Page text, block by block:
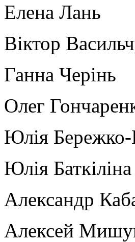
Елена Лань
Віктор
Ганна Черінь
Олег
Юлія Бережко-
Юлія Баткіліна
Александр
Алексей